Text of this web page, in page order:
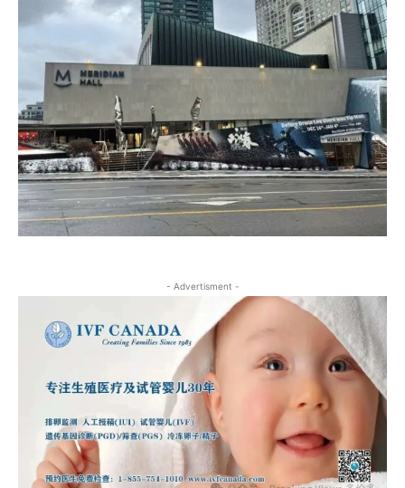
- Advertisment -